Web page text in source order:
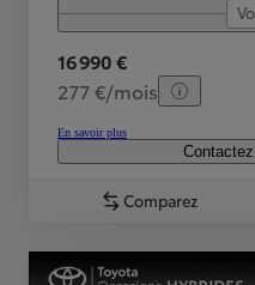
16 990 €
277 €/mois
En savoir plus
Comparez